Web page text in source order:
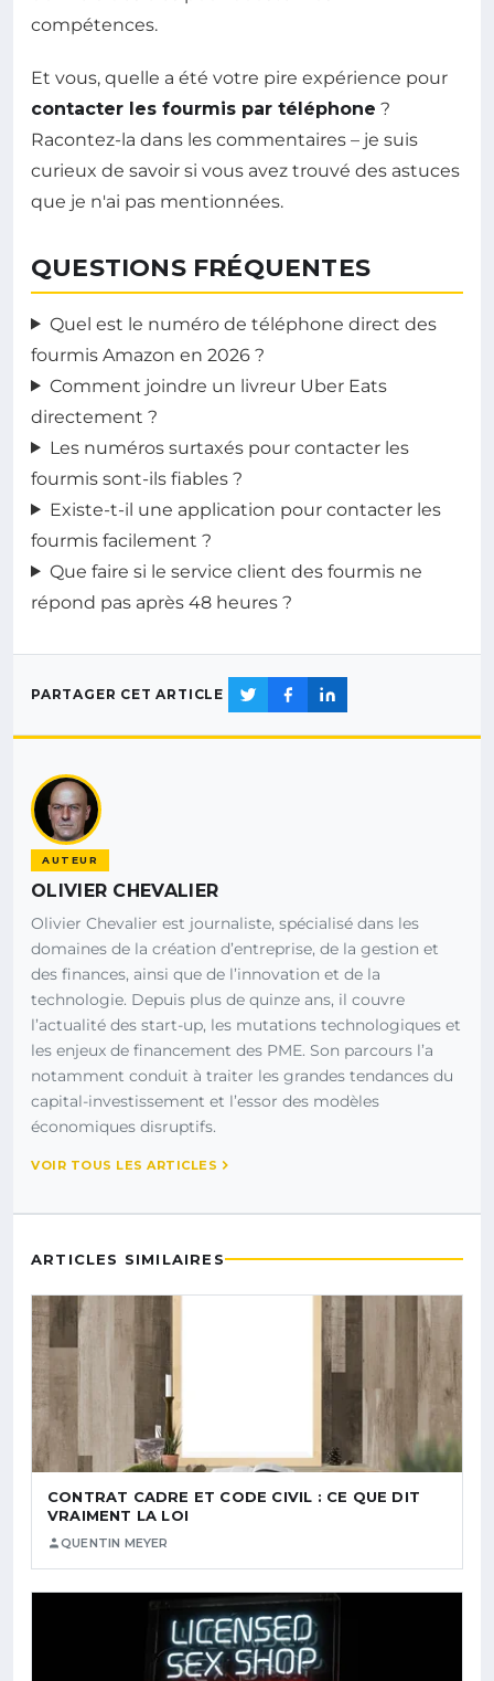
compétences.
Et vous, quelle a été votre pire expérience pour
contacter les fourmis par téléphone ?
Racontez-la dans les commentaires – je suis
curieux de savoir si vous avez trouvé des astuces
que je n'ai pas mentionnées.
QUESTIONS FRÉQUENTES
Quel est le numéro de téléphone direct des
fourmis Amazon en 2026 ?
Comment joindre un livreur Uber Eats
directement ?
Les numéros surtaxés pour contacter les
fourmis sont-ils fiables ?
Existe-t-il une application pour contacter les
fourmis facilement ?
Que faire si le service client des fourmis ne
répond pas après 48 heures ?
PARTAGER CET ARTICLE
AUTEUR
OLIVIER CHEVALIER
Olivier Chevalier est journaliste, spécialisé dans les
domaines de la création d’entreprise, de la gestion et
des finances, ainsi que de l’innovation et de la
technologie. Depuis plus de quinze ans, il couvre
l’actualité des start-up, les mutations technologiques et
les enjeux de financement des PME. Son parcours l’a
notamment conduit à traiter les grandes tendances du
capital-investissement et l’essor des modèles
économiques disruptifs.
VOIR TOUS LES ARTICLES
ARTICLES SIMILAIRES
CONTRAT CADRE ET CODE CIVIL : CE QUE DIT
VRAIMENT LA LOI
QUENTIN MEYER